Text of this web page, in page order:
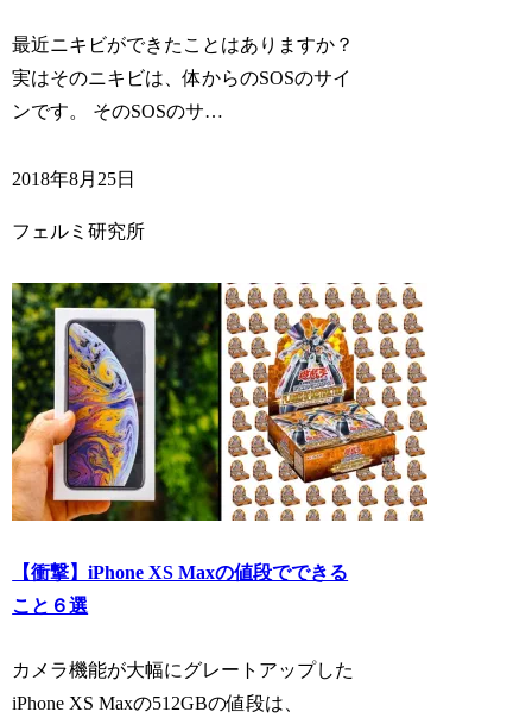
最近ニキビができたことはありますか？
実はそのニキビは、体からのSOSのサイ
ンです。 そのSOSのサ…
2018年8月25日
フェルミ研究所
【衝撃】iPhone XS Maxの値段でできる
こと６選
カメラ機能が大幅にグレートアップした
iPhone XS Maxの512GBの値段は、